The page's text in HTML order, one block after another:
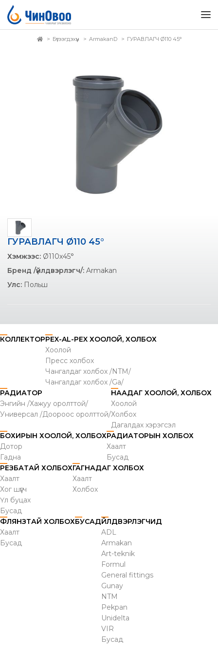
Бүтээгдэхүүн ArmakanD ГУРАВЛАГЧ Ø110 45°
ГУРАВЛАГЧ Ø110 45°
Хэмжээс: Ø110х45°
Бренд /үйлдвэрлэгч/: Armakan
Улс: Польш
КОЛЛЕКТОРPEX-AL-PEX ХООЛОЙ, ХОЛБОХ
Хоолой
Пресс холбох
Чангалдаг холбох /NTM/
Чангалдаг холбох /Ga/
РАДИАТОР
Энгийн /Хажуу оролттой/
Универсал /Доороос оролттой/
НААДАГ ХООЛОЙ, ХОЛБОХ
Хоолой
Холбох
Дагалдах хэрэгсэл
БОХИРЫН ХООЛОЙ, ХОЛБОХ
Дотор
Гадна
РАДИАТОРЫН ХОЛБОХ
Хаалт
Бусад
РЕЗБАТАЙ ХОЛБОХ
Хаалт
Хог шүүгч
Үл буцах
Бусад
ГАГНАДАГ ХОЛБОХ
Хаалт
Холбох
ФЛЯНЗТАЙ ХОЛБОХ
Хаалт
Бусад
БУСАДҮЙЛДВЭРЛЭГЧИД
ADL
Armakan
Art-teknik
Formul
General fittings
Gunay
NTM
Pekpan
Unidelta
VIR
Бусад